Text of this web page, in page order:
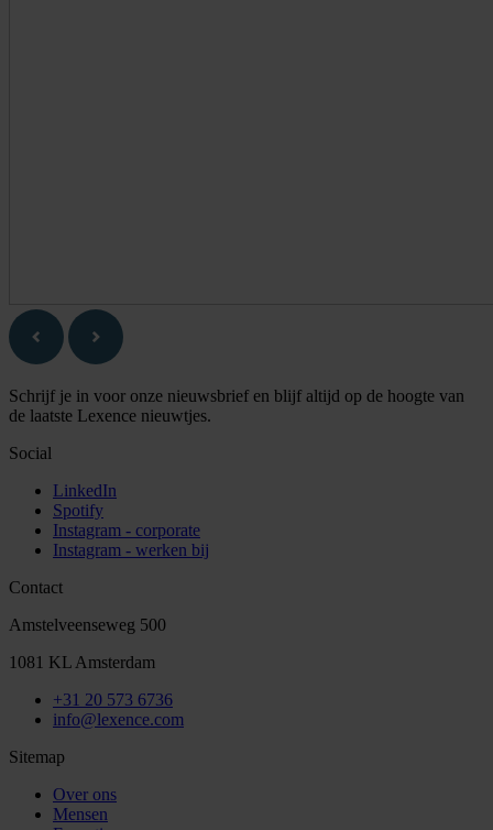
Schrijf je in voor onze nieuwsbrief en blijf altijd op de hoogte van
de laatste Lexence nieuwtjes.
Social
LinkedIn
Spotify
Instagram - corporate
Instagram - werken bij
Contact
Amstelveenseweg 500
1081 KL Amsterdam
+31 20 573 6736
info@lexence.com
Sitemap
Over ons
Mensen